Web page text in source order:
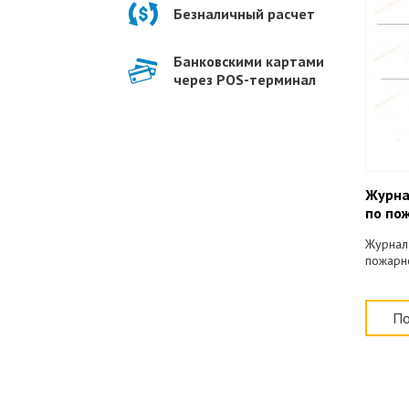
по
Журнал
Безналичный расчет
Банковскими картами
через POS-терминал